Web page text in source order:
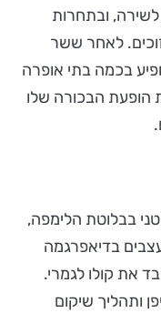
ובתחרות
לאחר ששר
בכמה בתי אופרה
2001 עשה את הופעת הבכורה שלו
סרטני בבלוטת הלימפה,
בדיאפרגמה
את קולו לגמרי.
ותהליך שיקום